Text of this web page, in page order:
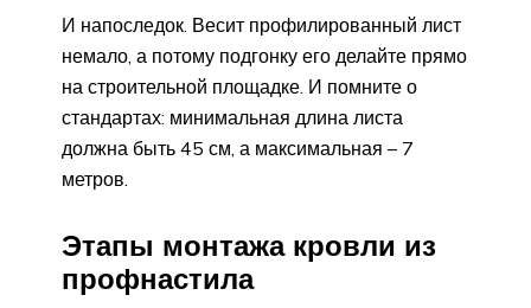
И напоследок. Весит профилированный лист
немало, а потому подгонку его делайте прямо
на строительной площадке. И помните о
стандартах: минимальная длина листа
должна быть 45 см, а максимальная – 7
метров.
Этапы монтажа кровли из
профнастила